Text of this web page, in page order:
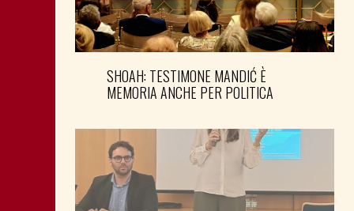
SHOAH: TESTIMONE MANDIĆ È
MEMORIA ANCHE PER POLITICA